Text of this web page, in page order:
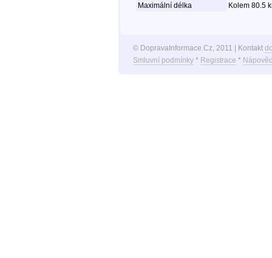
Maximální délka
Kolem 80.5
© DopravaInformace.Cz, 2011 | Kontakt
Smluvní podmínky* Registrace *